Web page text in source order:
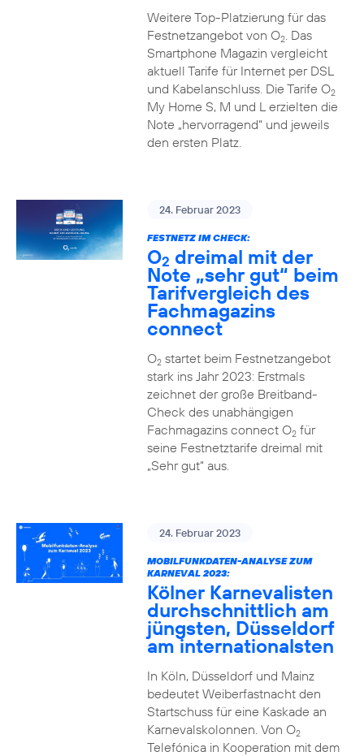
Weitere Top-Platzierung für das
Festnetzangebot von O2. Das
Smartphone Magazin vergleicht
aktuell Tarife für Internet per DSL
und Kabelanschluss. Die Tarife O2
My Home S, M und L erzielten die
Note „hervorragend“ und jeweils
den ersten Platz.
24. Februar 2023
FESTNETZ IM CHECK:
O2 dreimal mit der
Note „sehr gut“ beim
Tarifvergleich des
Fachmagazins
connect
O2startet beim Festnetzangebot
stark ins Jahr 2023: Erstmals
zeichnet der große Breitband-
Check des unabhängigen
Fachmagazins connect O2für
seine Festnetztarife dreimal mit
„Sehr gut“ aus.
24. Februar 2023
MOBILFUNKDATEN-ANALYSE ZUM
KARNEVAL 2023:
Kölner Karnevalisten
durchschnittlich am
jüngsten, Düsseldorf
am internationalsten
In Köln, Düsseldorf und Mainz
bedeutet Weiberfastnacht den
Startschuss für eine Kaskade an
Karnevalskolonnen. Von O2
Telefónica in Kooperation mit dem